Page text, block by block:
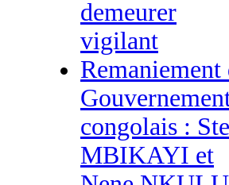
demeurer
vigilant
Remaniement
congolais :
MBIKAYI et